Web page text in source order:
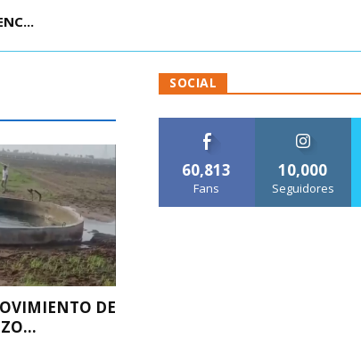
MU...
DE
SOCIAL
60,813
Fans
10,000
Seguidores